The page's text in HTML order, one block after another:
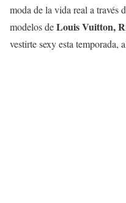
moda de la vida real a través
modelos deLouis Vuitton,
vestirte sexy esta temporada,